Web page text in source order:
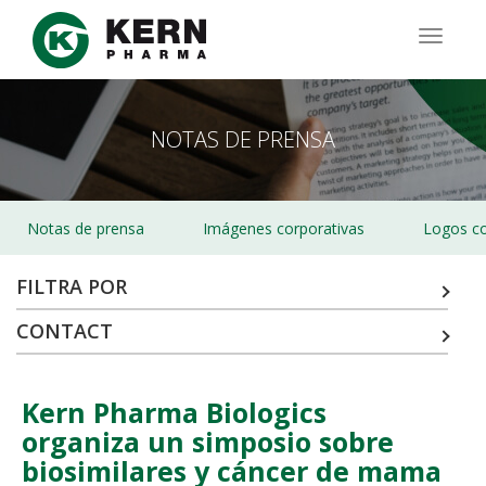
Pasar
contenido
NOTAS DE PRENSA
Notas de prensa Imágenes corporativas Logos
FILTRA POR
CONTACT
Kern Pharma Biologics
organiza un simposio sobre
biosimilares y cáncer de mama